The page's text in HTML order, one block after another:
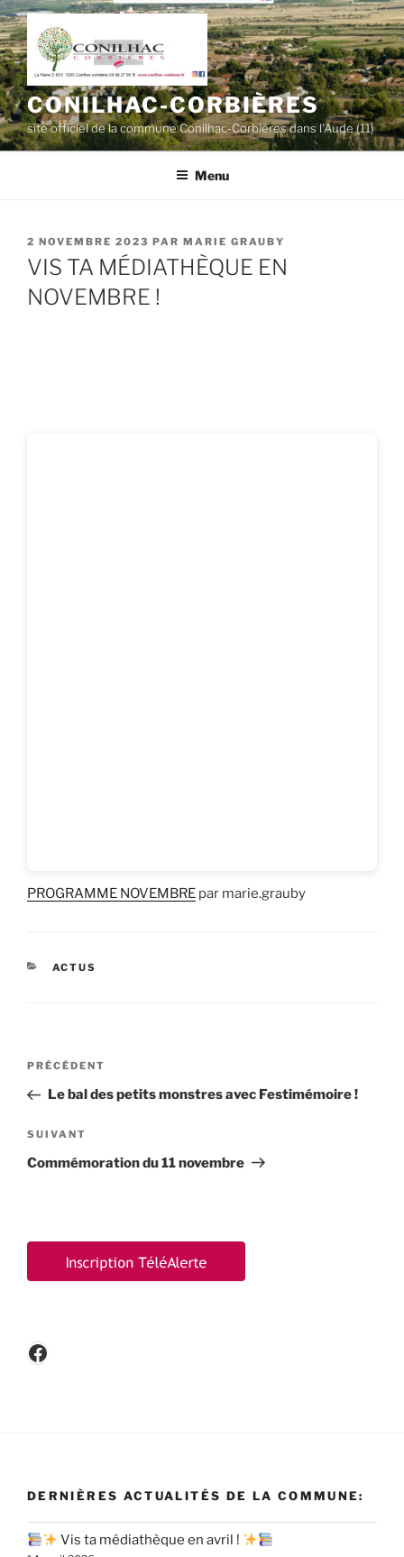
Aller
au
contenu
principal
CONILHAC-CORBIÈRES
site officiel de la commune Conilhac-Corbières dans l'Aude (11)
Menu
PUBLIÉ
LE
2 NOVEMBRE 2023 PAR MARIE GRAUBY
VIS TA MÉDIATHÈQUE EN
NOVEMBRE !
PROGRAMME NOVEMBRE par marie.grauby
CATÉGORIES
ACTUS
Navigation
l’article
Article
précédent
PRÉCÉDENT
Le bal des petits monstres avec Festimémoire !
Article
suivant
SUIVANT
Commémoration du 11 novembre
Facebook
DERNIÈRES ACTUALITÉS DE LA COMMUNE:
Vis ta médiathèque en avril !